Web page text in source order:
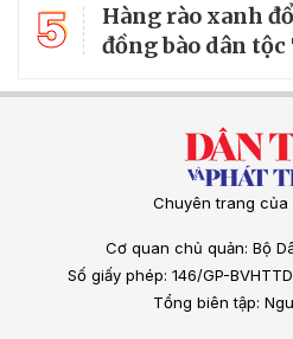
5
Hàng rào xanh
đồng bào dân tộc
Chuyên trang của
Cơ quan chủ quản: Bộ
Số giấy phép: 146/GP-
Tổng biên tập: